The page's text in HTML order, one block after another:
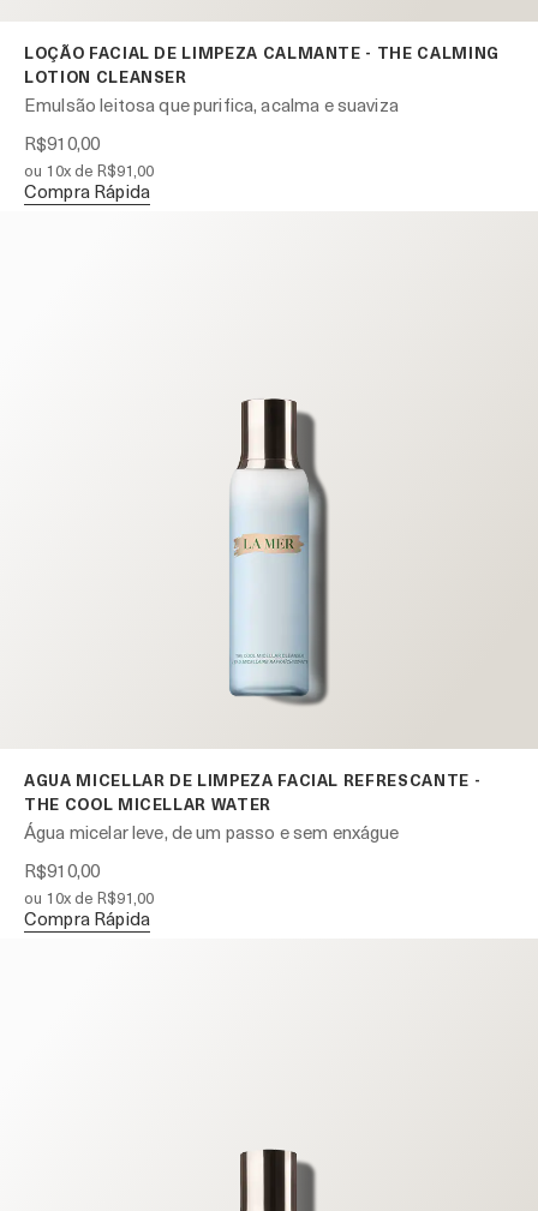
LOÇÃO FACIAL DE LIMPEZA CALMANTE - THE CALMING
LOTION CLEANSER
Emulsão leitosa que purifica, acalma e suaviza
R$910,00
ou 10x de R$91,00
Compra Rápida
AGUA MICELLAR DE LIMPEZA FACIAL REFRESCANTE -
THE COOL MICELLAR WATER
Água micelar leve, de um passo e sem enxágue
R$910,00
ou 10x de R$91,00
Compra Rápida